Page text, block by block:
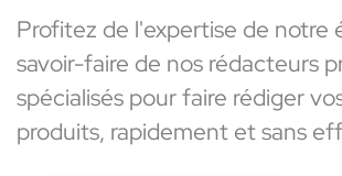
Profitez de l'expertise de notre
savoir-faire de nos rédacteurs
spécialisés pour faire rédiger
produits, rapidement et sans